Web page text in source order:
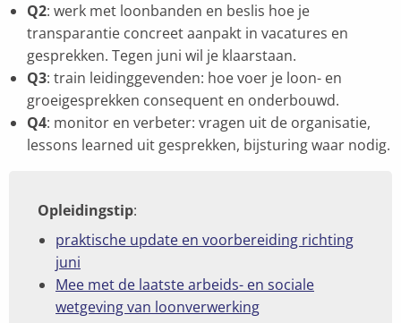
Q2: werk met loonbanden en beslis hoe je
transparantie concreet aanpakt in vacatures en
gesprekken. Tegen juni wil je klaarstaan.
Q3: train leidinggevenden: hoe voer je loon- en
groeigesprekken consequent en onderbouwd.
Q4: monitor en verbeter: vragen uit de organisatie,
lessons learned uit gesprekken, bijsturing waar nodig.
Opleidingstip:
praktische update en voorbereiding richting
juni
Mee met de laatste arbeids- en sociale
wetgeving van loonverwerking